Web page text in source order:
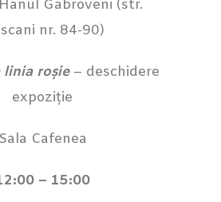
Gabroveni (str.
nr. 84-90)
linia roșie – deschidere
expoziție
Sala Cafenea
– 15:00